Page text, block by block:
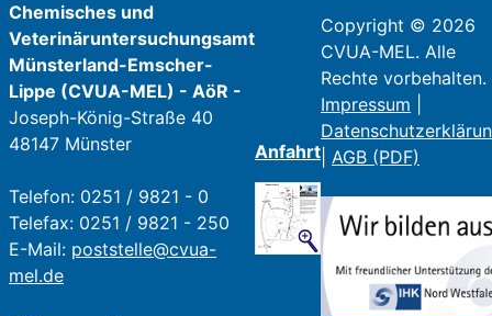
Chemisches und
Veterinäruntersuchungsamt
Münsterland-Emscher-
Lippe (CVUA-MEL) - AöR -
Joseph-König-Straße 40
48147 Münster
Telefon: 0251 / 9821 - 0
Telefax: 0251 / 9821 - 250
E-Mail: poststelle@cvua-
mel.de
Anfahrt
Copyright © 2026
CVUA-MEL. Alle
Rechte vorbehalten.
Impressum
AGB (PDF)